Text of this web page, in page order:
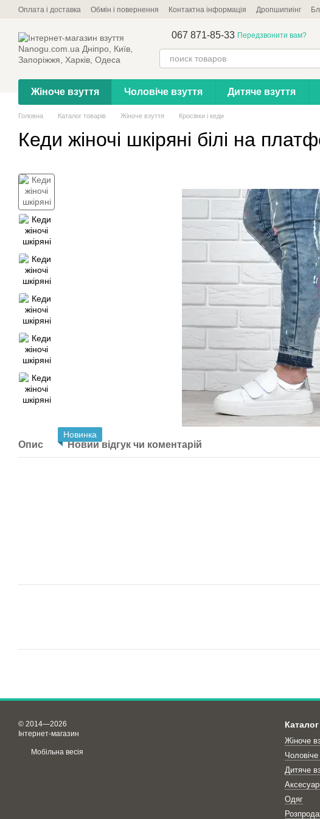
Перейти до основного контенту
Оплата і доставка Обмін і повернення Контактна інформація Дропшипиінг
067 871-85-33 Передзвонити вам?
Жіноче взуття Чоловіче взуття Дитяче взуття
Головна Каталог товарів Жіноче взуття Кросівки і кеди
Кеди жіночі шкіряні білі на
Новинка
Опис Новий відгук чи коментарій
© 2014—2026
Інтернет-магазин
Мобільна весія
Каталог
Жіноче
Чоловіче
Дитяче
Одяг